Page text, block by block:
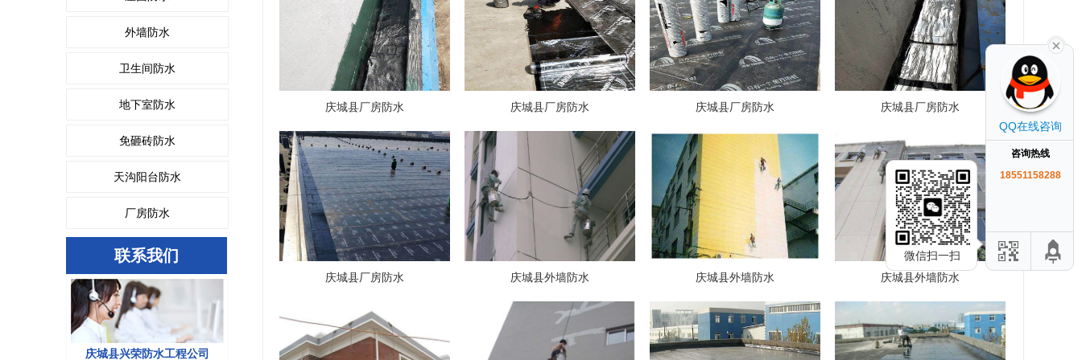
外墙防水
卫生间防水
地下室防水
免砸砖防水
天沟阳台防水
厂房防水
联系我们
庆城县兴荣防水工程公司
庆城县厂房防水 庆城县厂房防水 庆城县厂房防水 庆城县厂房防水
庆城县厂房防水 庆城县外墙防水 庆城县外墙防水 庆城县外墙防水
QQ在线咨询
咨询热线
18551158288
微信扫一扫